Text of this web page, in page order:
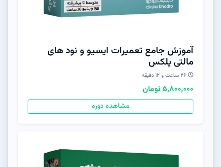
آموزش جامع تعمیرات ایسیو و نود های
مالتی پلکس
۲۶ ساعت و ۱۲ دقیقه
5,800,000 تومان
مشاهده دوره